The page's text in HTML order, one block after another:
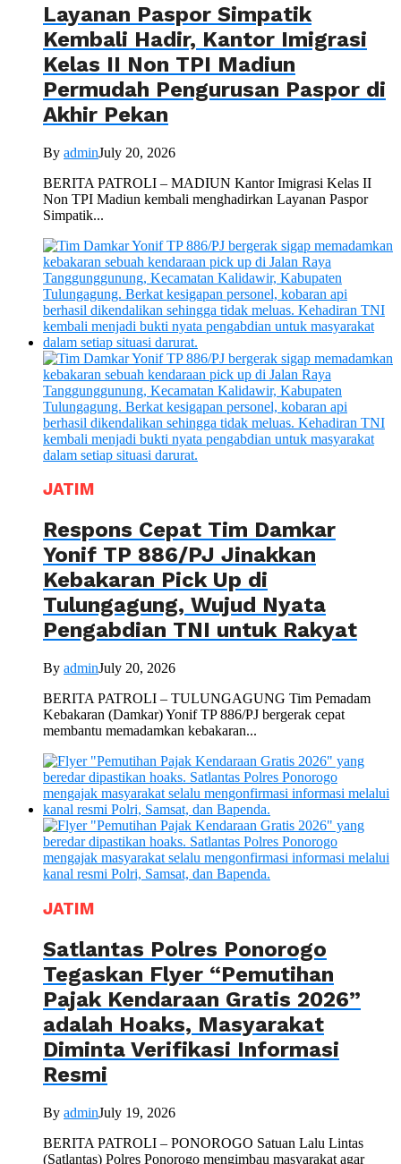
Layanan Paspor Simpatik
Kembali Hadir, Kantor Imigrasi
Kelas II Non TPI Madiun
Permudah Pengurusan Paspor di
Akhir Pekan
By adminJuly 20, 2026
BERITA PATROLI – MADIUN Kantor Imigrasi Kelas II
Non TPI Madiun kembali menghadirkan Layanan Paspor
Simpatik...
JATIM
Respons Cepat Tim Damkar
Yonif TP 886/PJ Jinakkan
Kebakaran Pick Up di
Tulungagung, Wujud Nyata
Pengabdian TNI untuk Rakyat
By adminJuly 20, 2026
BERITA PATROLI – TULUNGAGUNG Tim Pemadam
Kebakaran (Damkar) Yonif TP 886/PJ bergerak cepat
membantu memadamkan kebakaran...
JATIM
Satlantas Polres Ponorogo
Tegaskan Flyer “Pemutihan
Pajak Kendaraan Gratis 2026”
adalah Hoaks, Masyarakat
Diminta Verifikasi Informasi
Resmi
By adminJuly 19, 2026
BERITA PATROLI – PONOROGO Satuan Lalu Lintas
(Satlantas) Polres Ponorogo mengimbau masyarakat agar